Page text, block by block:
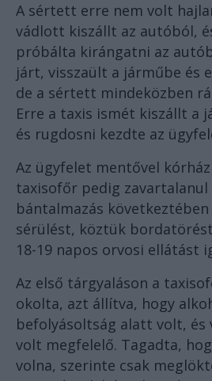
A sértett erre nem volt
vádlott kiszállt az autóból,
próbálta kirángatni az
járt, visszaült a járműbe és
de a sértett mindeközben
Erre a taxis ismét kiszállt a
és rugdosni kezdte az
Az ügyfelet mentővel
taxisofőr pedig
bántalmazás
sérülést, köztük
18-19 napos orvosi ellátást
Az első tárgyaláson a
okolta, azt állítva, hogy
befolyásoltság alatt volt, és
volt megfelelő. Tagadta,
volna, szerinte csak